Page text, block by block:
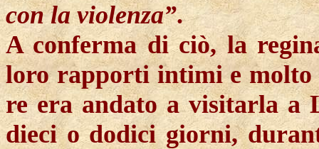
con la violenza”.
A conferma di ciò, la
loro rapporti intimi e
re era andato a visitarla a
dieci o dodici giorni,